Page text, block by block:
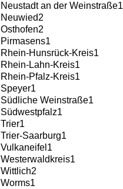
Neustadt an der Weinstraße1
Neuwied2
Osthofen2
Pirmasens1
Rhein-Hunsrück-Kreis1
Rhein-Lahn-Kreis1
Rhein-Pfalz-Kreis1
Speyer1
Südliche Weinstraße1
Südwestpfalz1
Trier1
Trier-Saarburg1
Vulkaneifel 1
Westerwaldkreis1
Wittlich2
Worms1